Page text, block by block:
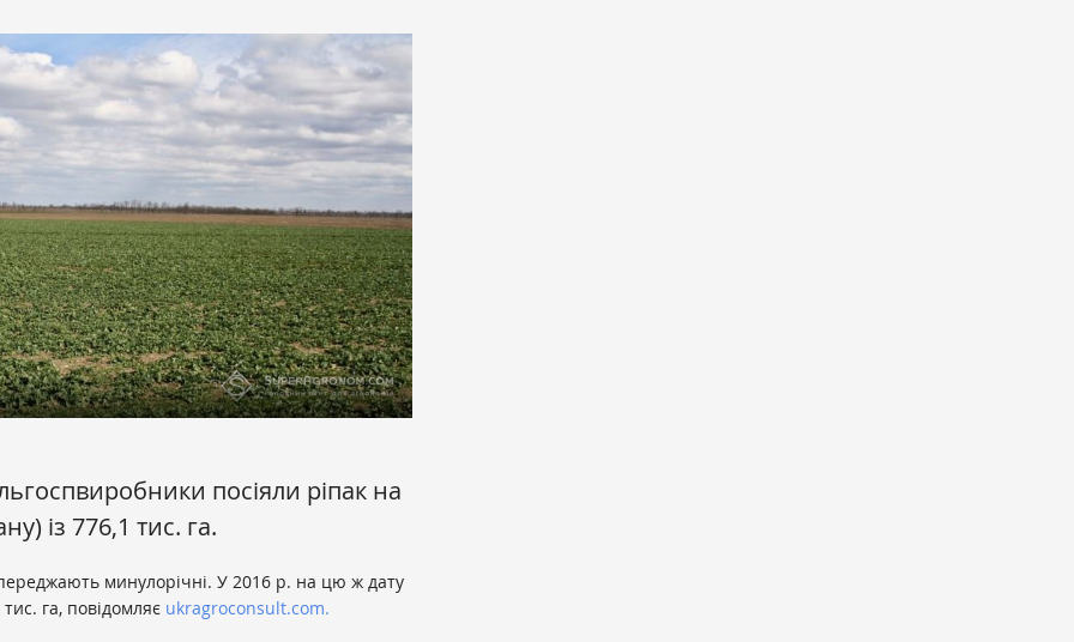
посіяли ріпак на
із 776,1 тис. га.
минулорічні. У 2016 р. на цю ж дату
га, повідомляє ukragroconsult.com.